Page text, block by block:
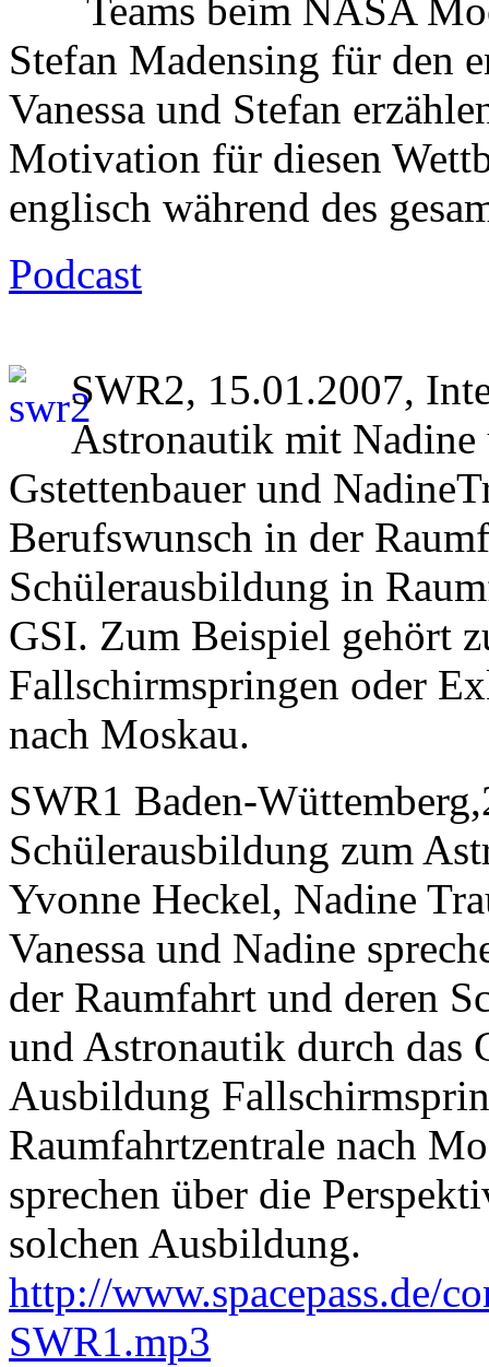
Teams beim NASA
Stefan Madensing für den
Vanessa und Stefan
Motivation für diesen
englisch während des
Podcast
SWR2, 15.01.2007,
Astronautik mit Nadine
Gstettenbauer und
Berufswunsch in der
Schülerausbildung in
GSI. Zum Beispiel gehört
Fallschirmspringen oder
nach Moskau.
SWR1 Baden-
Schülerausbildung zum
Yvonne Heckel, Nadine
Vanessa und Nadine
der Raumfahrt und deren
und Astronautik durch das
Ausbildung
Raumfahrtzentrale nach
sprechen über die
solchen Ausbildung.
http://www.spacepass.de/
SWR1.mp3